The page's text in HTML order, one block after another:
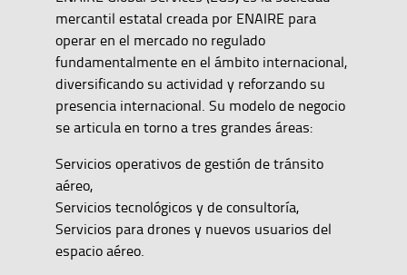
mercantil estatal creada por ENAIRE para
operar en el mercado no regulado
fundamentalmente en el ámbito internacional,
diversificando su actividad y reforzando su
presencia internacional. Su modelo de negocio
se articula en torno a tres grandes áreas:
Servicios operativos de gestión de tránsito
aéreo,
Servicios tecnológicos y de consultoría,
Servicios para drones y nuevos usuarios del
espacio aéreo.